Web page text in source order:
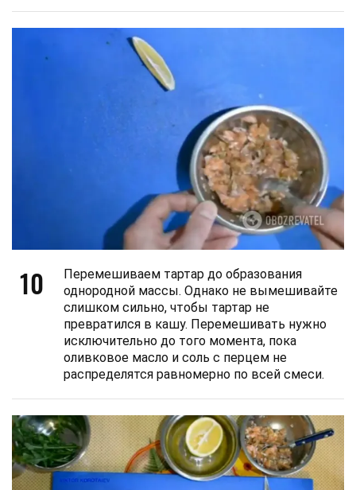
10
Перемешиваем тартар до образования
однородной массы. Однако не вымешивайте
слишком сильно, чтобы тартар не
превратился в кашу. Перемешивать нужно
исключительно до того момента, пока
оливковое масло и соль с перцем не
распределятся равномерно по всей смеси.